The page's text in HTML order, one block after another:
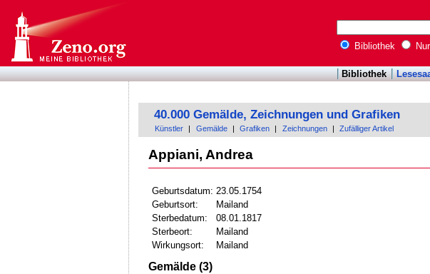
Bibliothek
Bibliothek
40.000 Gemälde, Zeichnungen und Grafiken
Künstler Gemälde Grafiken Zeichnungen Zufälliger Artikel
Appiani, Andrea
Geburtsdatum: 23.05.1754
Geburtsort:
Mailand
Sterbedatum:
08.01.1817
Sterbeort:
Mailand
Wirkungsort:
Mailand
Gemälde (3)